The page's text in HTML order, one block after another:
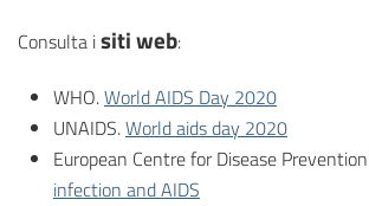
Consulta isiti web:
WHO.World AIDS Day 2020
UNAIDS.World aids day 2020
European Centre for Disease
infection and AIDS